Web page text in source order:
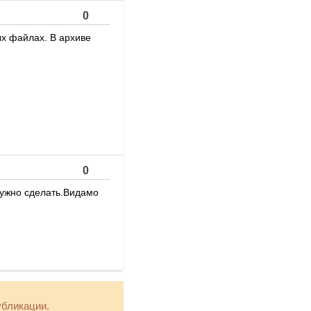
0
файлах. В архиве
0
сделать.Видамо